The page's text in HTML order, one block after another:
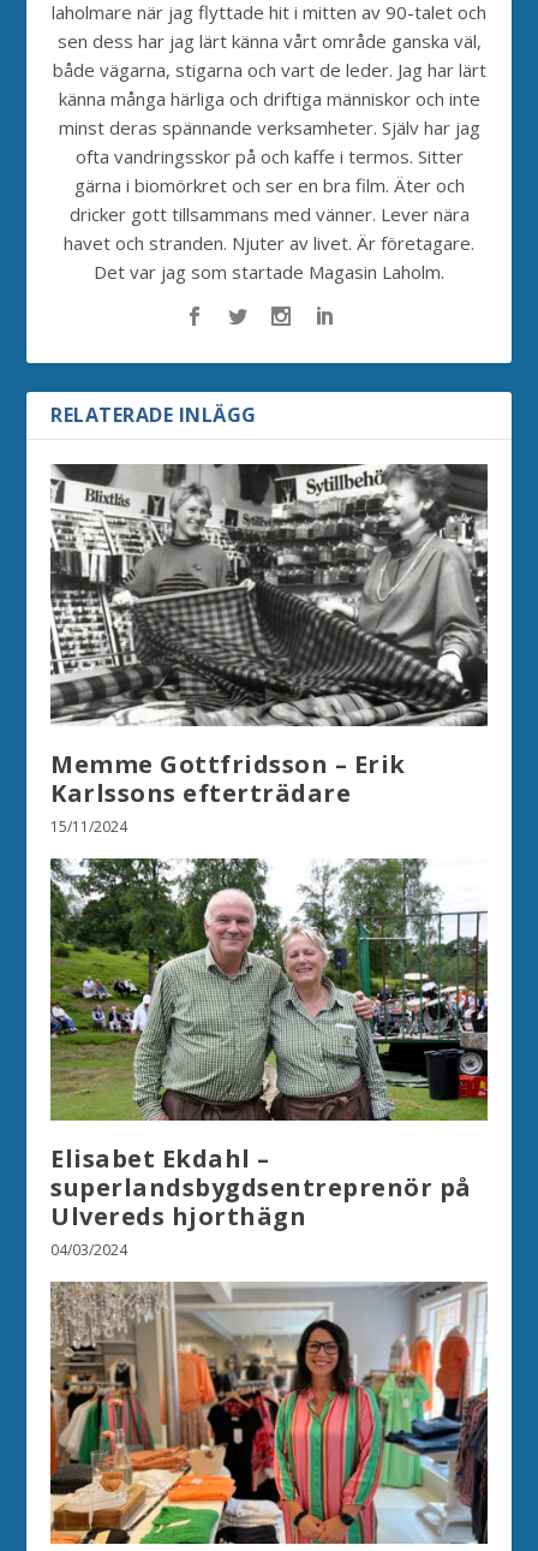
laholmare när jag flyttade hit i mitten av 90-talet och
sen dess har jag lärt känna vårt område ganska väl,
både vägarna, stigarna och vart de leder. Jag har lärt
känna många härliga och driftiga människor och inte
minst deras spännande verksamheter. Själv har jag
ofta vandringsskor på och kaffe i termos. Sitter
gärna i biomörkret och ser en bra film. Äter och
dricker gott tillsammans med vänner. Lever nära
havet och stranden. Njuter av livet. Är företagare.
Det var jag som startade Magasin Laholm.
RELATERADE INLÄGG
Memme Gottfridsson – Erik
Karlssons efterträdare
15/11/2024
Elisabet Ekdahl –
superlandsbygdsentreprenör på
Ulvereds hjorthägn
04/03/2024